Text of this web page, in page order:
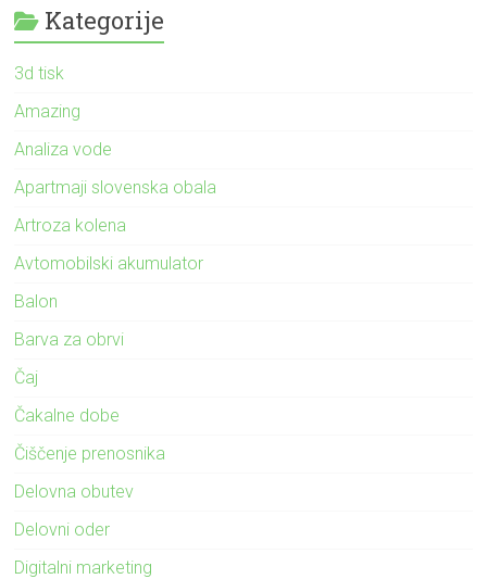
Kategorije
3d tisk
Amazing
Analiza vode
Apartmaji slovenska obala
Artroza kolena
Avtomobilski akumulator
Balon
Barva za obrvi
Čaj
Čakalne dobe
Čiščenje prenosnika
Delovna obutev
Delovni oder
Digitalni marketing